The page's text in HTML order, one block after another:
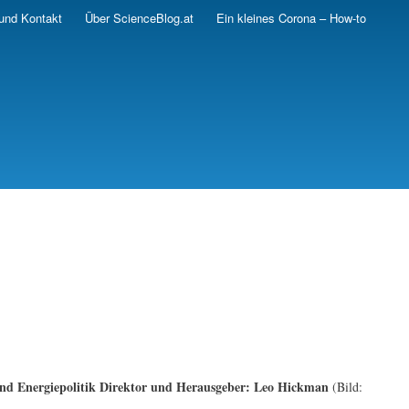
Kontakt Über ScienceBlog.at Ein kleines Corona – How-to
Energiepolitik Direktor und Herausgeber: Leo Hickman (Bild: